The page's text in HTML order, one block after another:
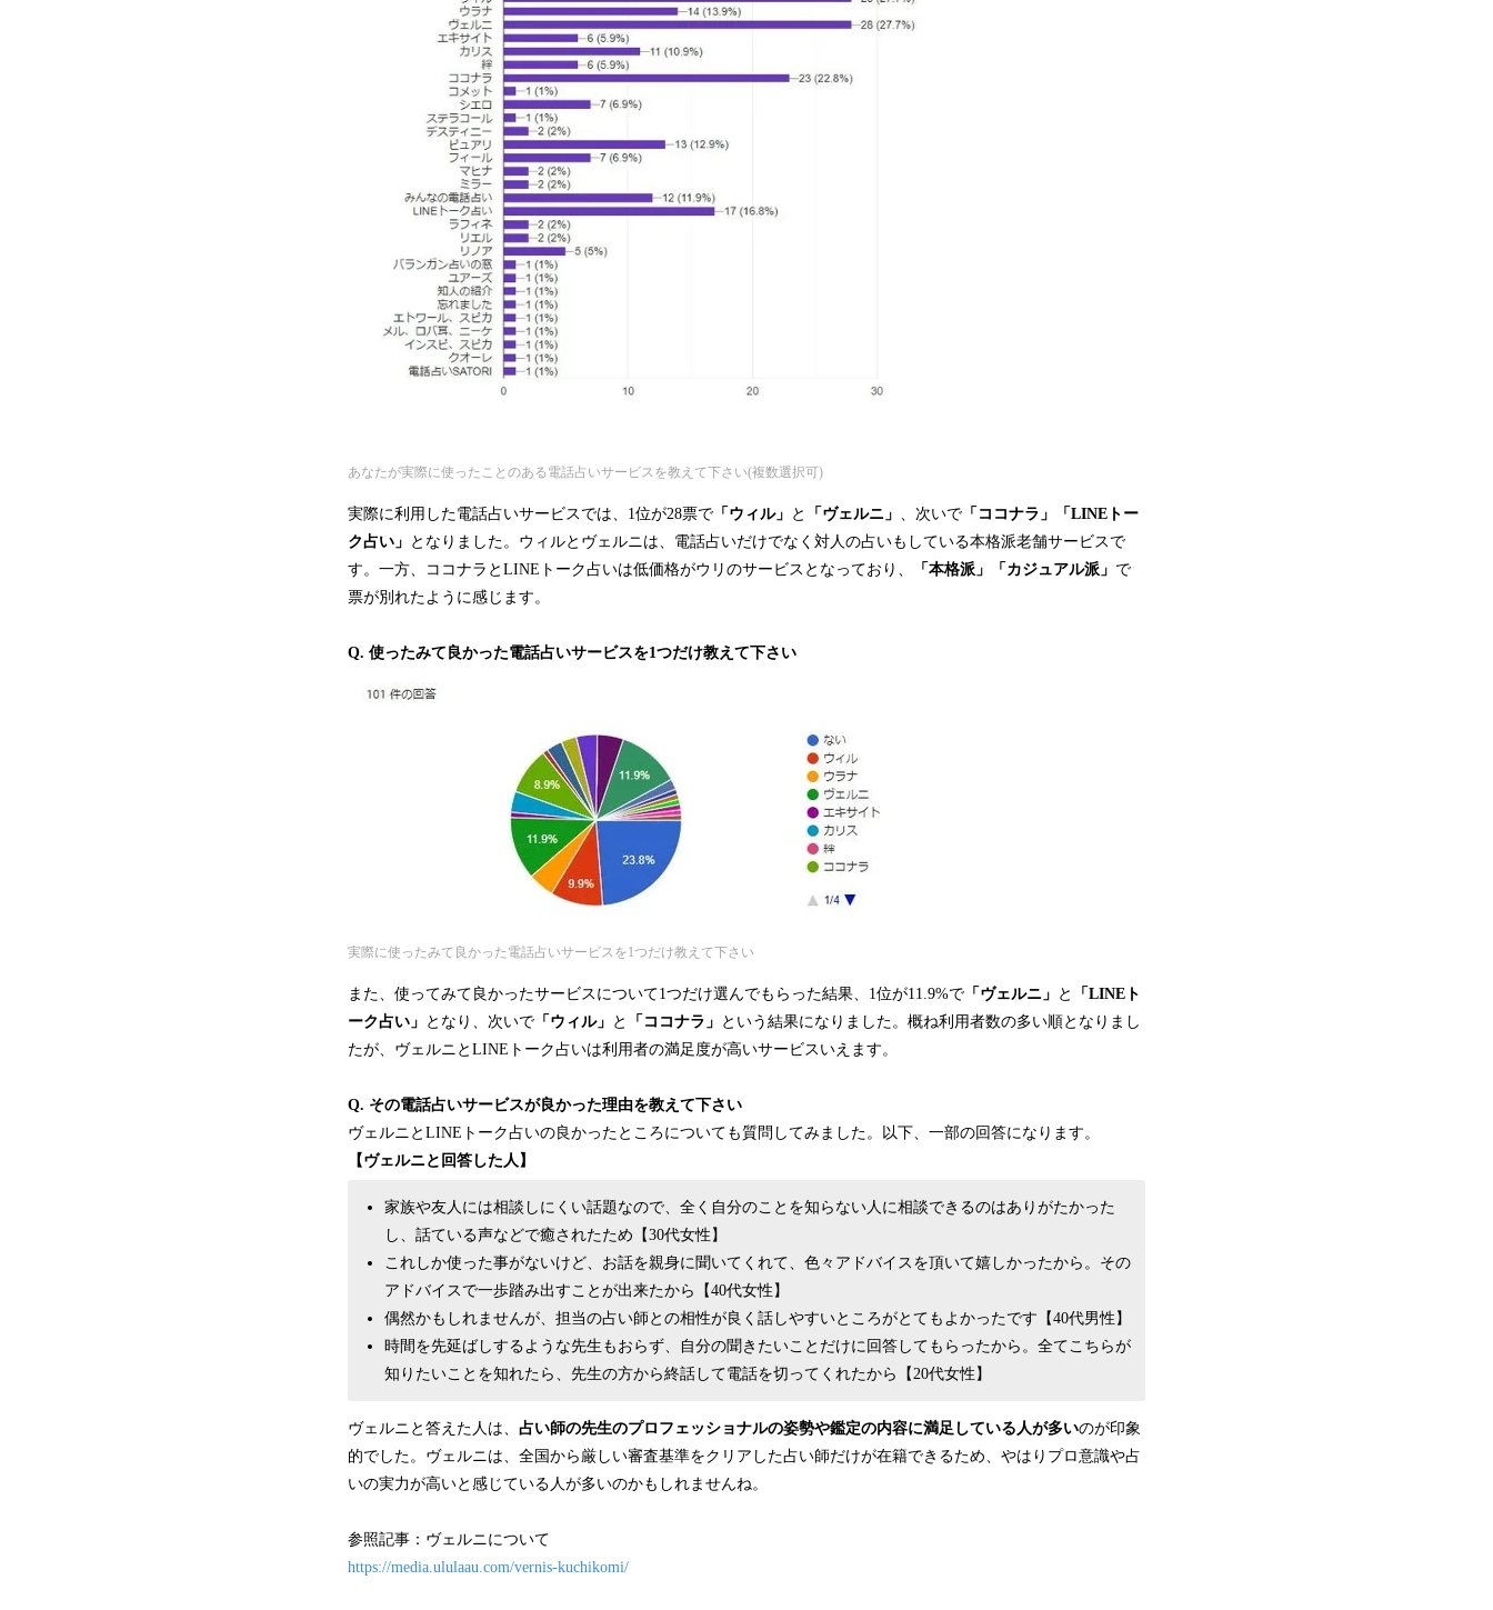
あなたが実際に使ったことのある電話占いサービスを教えて下さい(複数選択可)
実際に利用した電話占いサービスでは、1位が28票で 「ウィル」 と 「ヴェルニ」 、次いで 「ココナラ」「LINEトー
ク占い」 となりました。ウィルとヴェルニは、電話占いだけでなく対人の占いもしている本格派老舗サービスで
す。一方、ココナラとLINEトーク占いは低価格がウリのサービスとなっており、
「本格派」「カジュアル派」 で
票が別れたように感じます。
Q. 使ったみて良かった電話占いサービスを1つだけ教えて下さい
実際に使ったみて良かった電話占いサービスを1つだけ教えて下さい
また、使ってみて良かったサービスについて1つだけ選んでもらった結果、1位が11.9%で 「ヴェルニ」 と
「LINEト
ーク占い」 となり、次いで 「ウィル」 と 「ココナラ」 という結果になりました。概ね利用者数の多い順となりまし
たが、ヴェルニとLINEトーク占いは利用者の満足度が高いサービスいえます。
Q. その電話占いサービスが良かった理由を教えて下さい
ヴェルニとLINEトーク占いの良かったところについても質問してみました。以下、一部の回答になります。
【ヴェルニと回答した人】
家族や友人には相談しにくい話題なので、全く自分のことを知らない人に相談できるのはありがたかった
し、話ている声などで癒されたため【30代女性】
これしか使った事がないけど、お話を親身に聞いてくれて、色々アドバイスを頂いて嬉しかったから。その
アドバイスで一歩踏み出すことが出来たから【40代女性】
偶然かもしれませんが、担当の占い師との相性が良く話しやすいところがとてもよかったです【40代男性】
時間を先延ばしするような先生もおらず、自分の聞きたいことだけに回答してもらったから。全てこちらが
知りたいことを知れたら、先生の方から終話して電話を切ってくれたから【20代女性】
ヴェルニと答えた人は、 占い師の先生のプロフェッショナルの姿勢や鑑定の内容に満足している人が多いのが印象
的でした。ヴェルニは、全国から厳しい審査基準をクリアした占い師だけが在籍できるため、やはりプロ意識や占
いの実力が高いと感じている人が多いのかもしれませんね。
参照記事：ヴェルニについて
https://media.ululaau.com/vernis-kuchikomi/